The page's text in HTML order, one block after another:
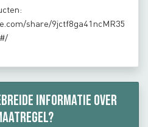
share/9jctf8ga41ncMR35
informatie over